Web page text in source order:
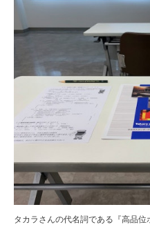
タカラさんの代名詞である『高品